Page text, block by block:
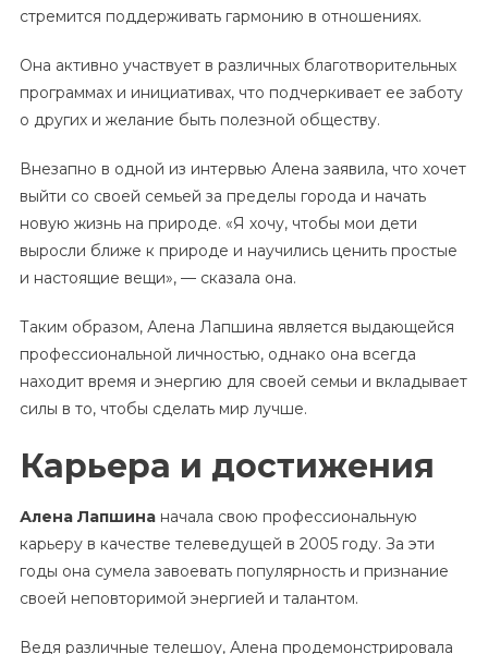
стремится поддерживать гармонию в отношениях.
Она активно участвует в различных благотворительных
программах и инициативах, что подчеркивает ее заботу
о других и желание быть полезной обществу.
Внезапно в одной из интервью Алена заявила, что хочет
выйти со своей семьей за пределы города и начать
новую жизнь на природе. «Я хочу, чтобы мои дети
выросли ближе к природе и научились ценить простые
и настоящие вещи», — сказала она.
Таким образом, Алена Лапшина является выдающейся
профессиональной личностью, однако она всегда
находит время и энергию для своей семьи и вкладывает
силы в то, чтобы сделать мир лучше.
Карьера и достижения
Алена Лапшинаначала свою профессиональную
карьеру в качестве телеведущей в 2005 году. За эти
годы она сумела завоевать популярность и признание
своей неповторимой энергией и талантом.
Ведя различные телешоу, Алена продемонстрировала